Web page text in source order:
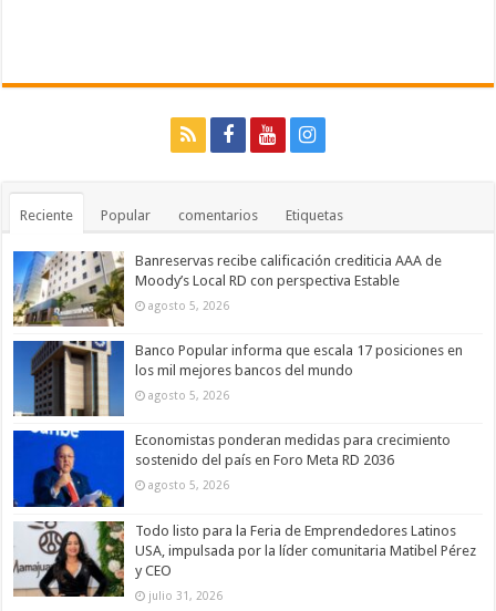
Reciente Popular comentarios Etiquetas
Banreservas recibe calificación crediticia AAA de
Moody’s Local RD con perspectiva Estable
agosto 5, 2026
Banco Popular informa que escala 17 posiciones en
los mil mejores bancos del mundo
agosto 5, 2026
Economistas ponderan medidas para crecimiento
sostenido del país en Foro Meta RD 2036
agosto 5, 2026
Todo listo para la Feria de Emprendedores Latinos
USA, impulsada por la líder comunitaria Matibel Pérez
y CEO
julio 31, 2026